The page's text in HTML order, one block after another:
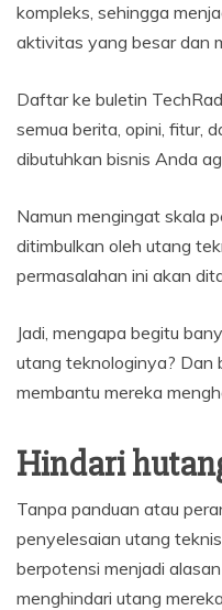
kompleks, sehingga
aktivitas yang besar dan
Daftar ke buletin
semua berita, opini, fitur,
dibutuhkan bisnis Anda
Namun mengingat skala
ditimbulkan oleh utang
permasalahan ini akan
Jadi, mengapa begitu
utang teknologinya? Dan
membantu mereka
Hindari
Tanpa panduan atau
penyelesaian utang
berpotensi menjadi
menghindari utang